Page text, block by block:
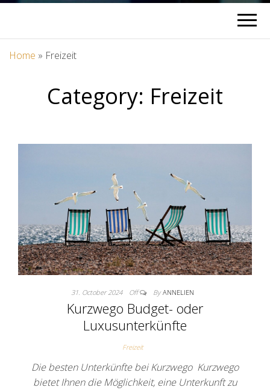
Home » Freizeit
Category: Freizeit
31. October 2024 Off By ANNELIEN
Kurzwego Budget- oder
Luxusunterkünfte
Freizeit
Die besten Unterkünfte bei Kurzwego Kurzwego
bietet Ihnen die Möglichkeit, eine Unterkunft zu